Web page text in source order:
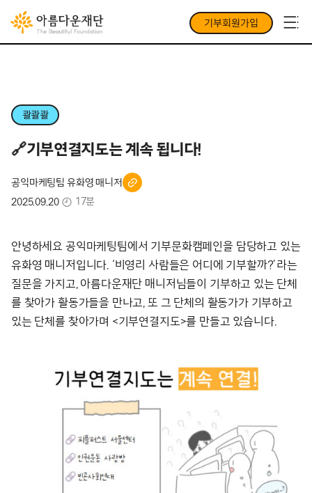
기부회원가입
콸콸콸
🔗기부연결지도는 계속 됩니다!
공익마케팅팀 유화영 매니저
2025.09.20
17분
안녕하세요 공익마케팅팀에서 기부문화캠페인을 담당하고 있는
유화영 매니저입니다. ‘비영리 사람들은 어디에 기부할까?’라는
질문을 가지고, 아름다운재단 매니저님들이 기부하고 있는 단체
를 찾아가 활동가들을 만나고, 또 그 단체의 활동가가 기부하고
있는 단체를 찾아가며 <기부연결지도>를 만들고 있습니다.